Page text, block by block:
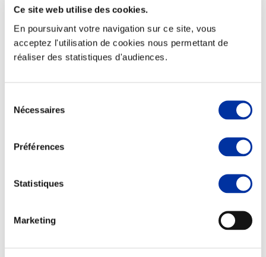
Ce site web utilise des cookies.
En poursuivant votre navigation sur ce site, vous
acceptez l'utilisation de cookies nous permettant de
réaliser des statistiques d'audiences.
Nécessaires
Préférences
Statistiques
Marketing
Environnement & Territoires